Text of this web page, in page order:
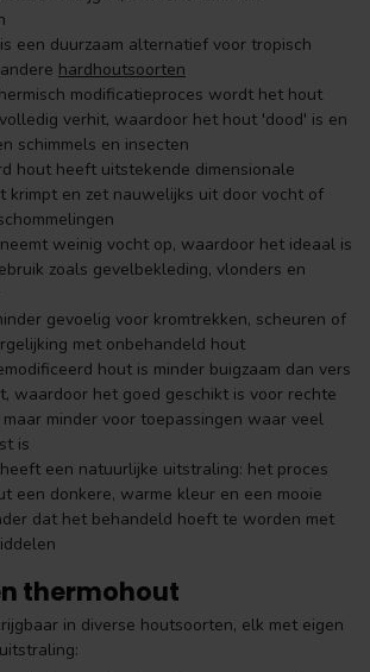
een duurzaam alternatief voor tropisch
hardhoutsoorten
modificatieproces wordt het hout
verhit, waardoor het hout 'dood' is en
schimmels en insecten
hout heeft uitstekende dimensionale
krimpt en zet nauwelijks uit door vocht of
weinig vocht op, waardoor het ideaal is
zoals gevelbekleding, vlonders en
gevoelig voor kromtrekken, scheuren of
met onbehandeld hout
hout is minder buigzaam dan vers
waardoor het goed geschikt is voor rechte
minder voor toepassingen waar veel
is
een natuurlijke uitstraling: het proces
een donkere, warme kleur en een mooie
dat het behandeld hoeft te worden met
thermohout
in diverse houtsoorten, elk met eigen